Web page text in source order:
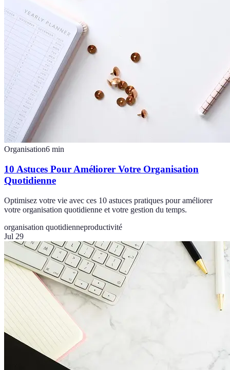
Organisation6 min
10 Astuces Pour Améliorer Votre Organisation
Quotidienne
Optimisez votre vie avec ces 10 astuces pratiques pour améliorer
votre organisation quotidienne et votre gestion du temps.
organisation quotidienneproductivité
Jul 29